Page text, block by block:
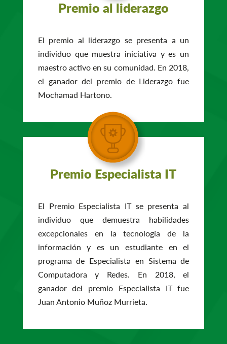
Premio al liderazgo
El premio al liderazgo se presenta a un
individuo que muestra iniciativa y es un
maestro activo en su comunidad. En 2018,
el ganador del premio de Liderazgo fue
Mochamad Hartono.
Premio Especialista IT
El Premio Especialista IT se presenta al
individuo que demuestra habilidades
excepcionales en la tecnología de la
información y es un estudiante en el
programa de Especialista en Sistema de
Computadora y Redes. En 2018, el
ganador del premio Especialista IT fue
Juan Antonio Muñoz Murrieta.